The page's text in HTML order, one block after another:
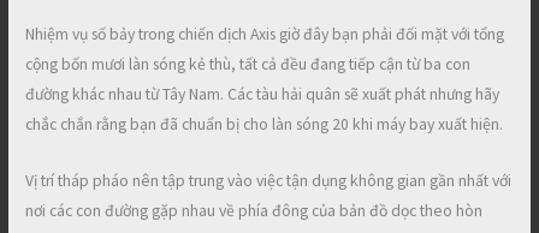
Nhiệm vụ số bảy trong chiến dịch Axis giờ đây bạn phải đối mặt với tổng
cộng bốn mươi làn sóng kẻ thù, tất cả đều đang tiếp cận từ ba con
đường khác nhau từ Tây Nam. Các tàu hải quân sẽ xuất phát nhưng hãy
chắc chắn rằng bạn đã chuẩn bị cho làn sóng 20 khi máy bay xuất hiện.
Vị trí tháp pháo nên tập trung vào việc tận dụng không gian gần nhất với
nơi các con đường gặp nhau về phía đông của bản đồ dọc theo hòn